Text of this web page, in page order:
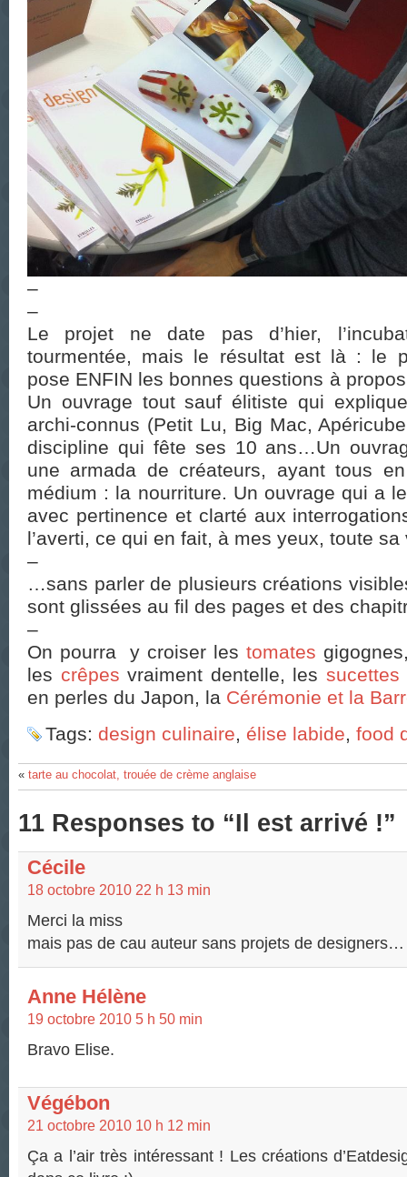
–
–
Le projet ne date pas d’hier,
tourmentée, mais le résultat est là : le
pose ENFIN les bonnes questions à
Un ouvrage tout sauf élitiste qui
archi-connus (Petit Lu, Big Mac,
discipline qui fête ses 10 ans…Un
une armada de créateurs, ayant tous
médium : la nourriture. Un ouvrage qui a
avec pertinence et clarté aux
l’averti, ce qui en fait, à mes yeux, toute sa
–
…sans parler de plusieurs créations
sont glissées au fil des pages et des
–
On pourra y croiser les tomates
les crêpes vraiment dentelle, les sucettes
en perles du Japon, la Cérémonie et la
Tags: design culinaire, élise labide, food
« tarte au chocolat, trouée de crème anglaise
11 Responses to “Il est arrivé !”
Cécile
18 octobre 2010 22 h 13 min
Merci la miss
mais pas de cau auteur sans projets de designers…
Anne Hélène
19 octobre 2010 5 h 50 min
Bravo Elise.
Végébon
21 octobre 2010 10 h 12 min
Ça a l’air très intéressant ! Les créations